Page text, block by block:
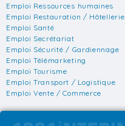
Emploi Ressources humaines
Emploi Restauration / Hôtellerie
Emploi Santé
Emploi Secrétariat
Emploi Sécurité / Gardiennage
Emploi Télémarketing
Emploi Tourisme
Emploi Transport / Logistique
Emploi Vente / Commerce